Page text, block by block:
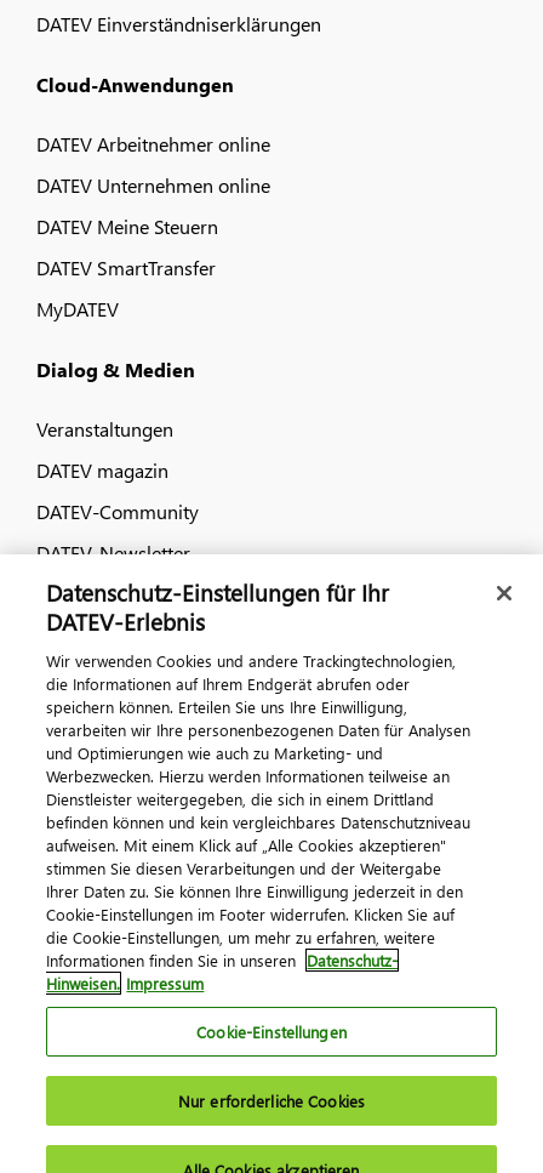
DATEV Einverständniserklärungen
Cloud-Anwendungen
DATEV Arbeitnehmer online
DATEV Unternehmen online
DATEV Meine Steuern
DATEV SmartTransfer
MyDATEV
Dialog & Medien
Veranstaltungen
DATEV magazin
DATEV-Community
DATEV-Newsletter
Kontaktieren Sie uns
© 2026 DATEV eG
ImpressumDatenschutzAGB Kontakt
Cookie-Einstellungen
Datenschutz-Einstellungen für Ihr
DATEV-Erlebnis
Wir verwenden Cookies und andere Trackingtechnologien,
die Informationen auf Ihrem Endgerät abrufen oder
speichern können. Erteilen Sie uns Ihre Einwilligung,
verarbeiten wir Ihre personenbezogenen Daten für Analysen
und Optimierungen wie auch zu Marketing- und
Werbezwecken. Hierzu werden Informationen teilweise an
Dienstleister weitergegeben, die sich in einem Drittland
befinden können und kein vergleichbares Datenschutzniveau
aufweisen. Mit einem Klick auf „Alle Cookies akzeptieren"
stimmen Sie diesen Verarbeitungen und der Weitergabe
Ihrer Daten zu. Sie können Ihre Einwilligung jederzeit in den
Cookie-Einstellungen im Footer widerrufen. Klicken Sie auf
die Cookie-Einstellungen, um mehr zu erfahren, weitere
Informationen finden Sie in unseren Datenschutz-
Hinweisen. Impressum
Cookie-Einstellungen
Nur erforderliche Cookies